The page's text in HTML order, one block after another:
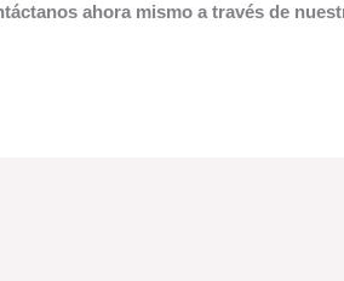
ahora mismo a través de